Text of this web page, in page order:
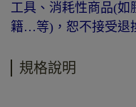
工具、消耗性商品(
籍…等)，恕不接受退
規格說明